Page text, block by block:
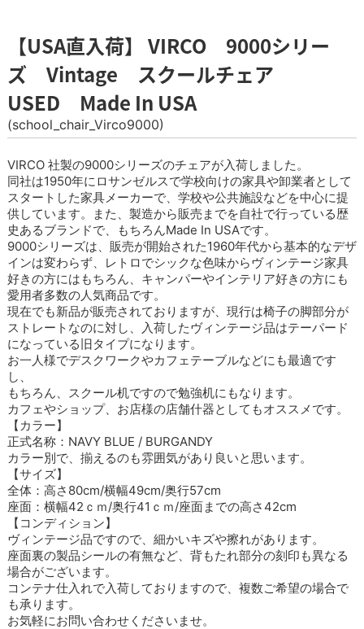
【USA直入荷】 VIRCO 9000シリー
ズ Vintage スクールチェア
USED Made In USA
(school_chair_Virco9000)
VIRCO 社製の9000シリーズのチェアが入荷しました。
同社は1950年にロサンゼルスで学校向けの家具や卸業者として
スタートした家具メーカーで、学校や公共施設などを中心に提
供しています。また、製造から販売までを自社で行っている歴
史あるブランドで、もちろんMade In USAです。
9000シリーズは、販売が開始された1960年代から基本的なデザ
インは変わらず、レトロでシックな色味からヴィンテージ家具
好きの方にはもちろん、キャンパーやインテリア好きの方にも
愛用者多数の人気商品です。
現在でも新品が販売されておりますが、現行は椅子の脚部分が
ストレートなのに対し、入荷したヴィンテージ品はテーパード
になっている旧タイプになります。
お一人様でデスクワークやカフェテーブルなどにも最適です
し、
もちろん、スクール机ですので勉強机にもなります。
カフェやショップ、お店様の店舗什器としてもオススメです。
【カラー】
正式名称：NAVY BLUE / BURGANDY
カラー別で、揃えるのも雰囲気があり良いと思います。
【サイズ】
全体：高さ80cm/横幅49cm/奥行57cm
座面：横幅42ｃｍ/奥行41ｃｍ/座面までの高さ42cm
【コンディション】
ヴィンテージ品ですので、細かいキズや擦れがあります。
座面裏の製品シールの有無など、背もたれ部分の刻印も異なる
場合がございます。
コンテナ仕入れで入荷しておりますので、複数ご希望の場合で
も承ります。
お気軽にお問い合わせくださいませ。